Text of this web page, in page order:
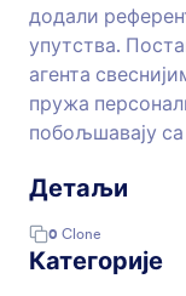
додали
упутства.
агента
пружа
побољшавају
Детаљи
0 Clone
Категорије